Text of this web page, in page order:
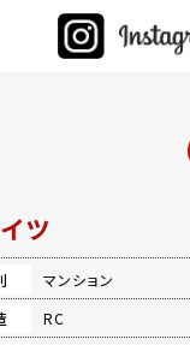
ツ
マンション
RC